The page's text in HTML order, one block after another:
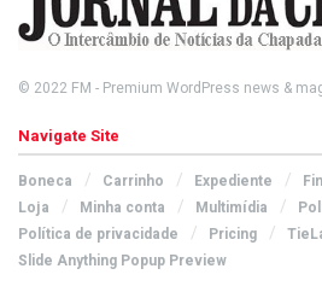
© 2022 FM - Premium WordPress news &
Navigate Site
Boneca Carrinho Expediente
Loja
Minha conta Multimídia
Política de privacidade
Pricing
Slide Anything Popup Preview